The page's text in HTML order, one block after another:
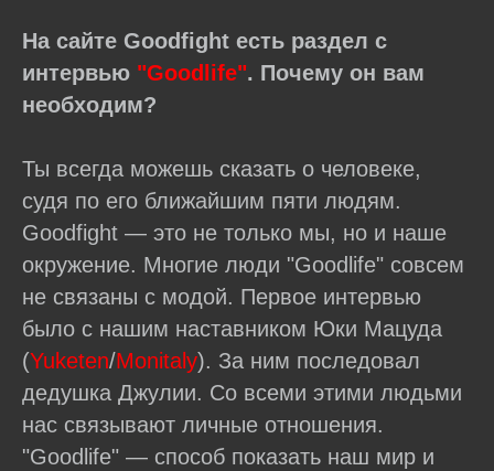
На сайте Goodfight есть раздел с
интервью "Goodlife". Почему он вам
необходим?
Ты всегда можешь сказать о человеке,
судя по его ближайшим пяти людям.
Goodfight — это не только мы, но и наше
окружение. Многие люди "Goodlife" совсем
не связаны с модой. Первое интервью
было с нашим наставником Юки Мацуда
(Yuketen/Monitaly). За ним последовал
дедушка Джулии. Со всеми этими людьми
нас связывают личные отношения.
"Goodlife" — способ показать наш мир и